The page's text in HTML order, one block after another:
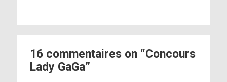
16 commentaires on “Concours
Lady GaGa”